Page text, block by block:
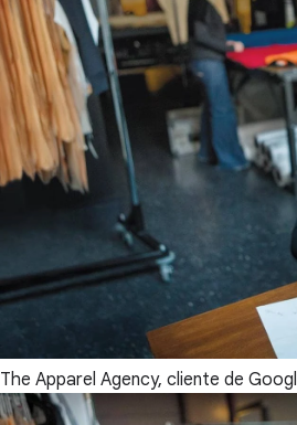
The Apparel Agency, cliente de